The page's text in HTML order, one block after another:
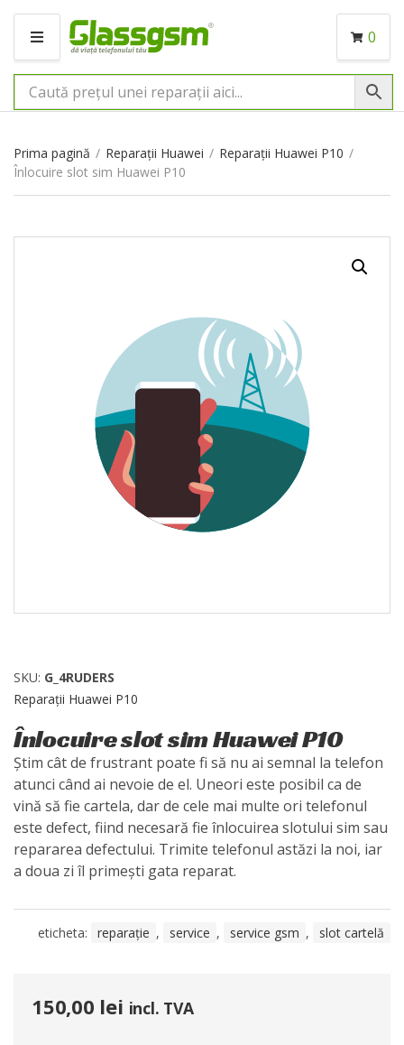
M
N
I
0
Prima pagină / Reparații Huawei / Reparații Huawei P10 /
Înlocuire slot sim Huawei P10
SKU: G_4RUDERS
Reparații Huawei P10
Înlocuire slot sim Huawei P10
Știm cât de frustrant poate fi să nu ai semnal la telefon
atunci când ai nevoie de el. Uneori este posibil ca de
vină să fie cartela, dar de cele mai multe ori telefonul
este defect, fiind necesară fie înlocuirea slotului sim sau
repararea defectului. Trimite telefonul astăzi la noi, iar
a doua zi îl primești gata reparat.
eticheta: reparație , service , service gsm , slot cartelă
150,00 lei incl. TVA